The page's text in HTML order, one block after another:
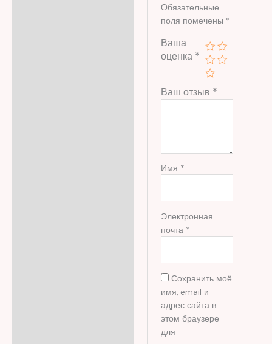
Обязательные
поля помечены *
Ваша
оценка *
Ваш отзыв *
Имя *
Электронная
почта *
Сохранить моё
имя, email и
адрес сайта в
этом браузере
для